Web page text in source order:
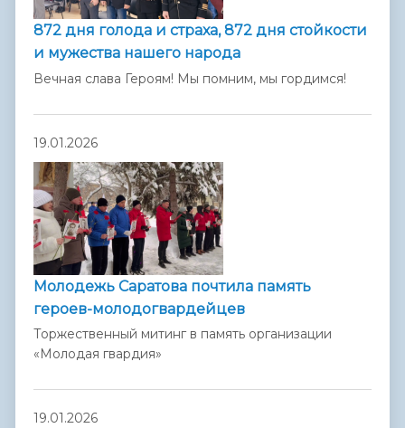
872 дня голода и страха, 872 дня стойкости
и мужества нашего народа
Вечная слава Героям! Мы помним, мы гордимся!
19.01.2026
Молодежь Саратова почтила память
героев-молодогвардейцев
Торжественный митинг в память организации
«Молодая гвардия»
19.01.2026